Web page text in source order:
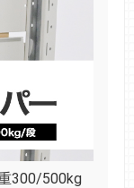
300/500kg